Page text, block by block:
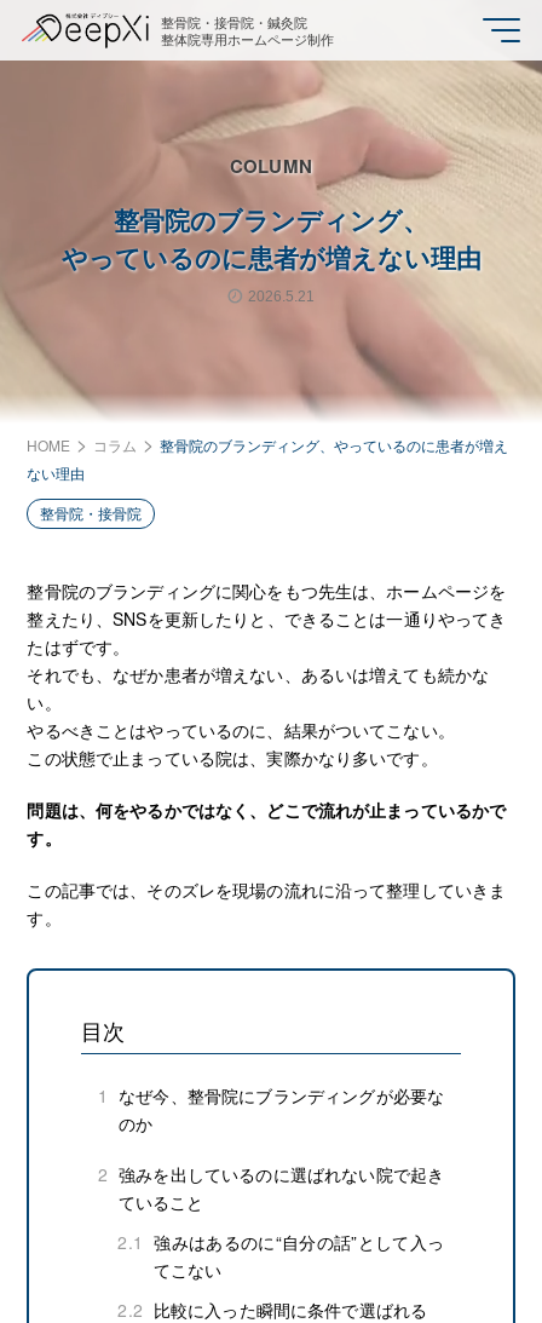
整骨院・接骨院・鍼灸院
整体院専用ホームページ制作
COLUMN
整骨院のブランディング、
やっているのに患者が増えない理由
2026.5.21
HOME コラム
整骨院のブランディング、やっているのに患者が増え
ない理由
整骨院・接骨院
整骨院のブランディングに関心をもつ先生は、ホームページを
整えたり、SNSを更新したりと、できることは一通りやってき
たはずです。
それでも、なぜか患者が増えない、あるいは増えても続かな
い。
やるべきことはやっているのに、結果がついてこない。
この状態で止まっている院は、実際かなり多いです。
問題は、何をやるかではなく、どこで流れが止まっているかで
す。
この記事では、そのズレを現場の流れに沿って整理していきま
す。
目次
1
なぜ今、整骨院にブランディングが必要な
のか
2 強みを出しているのに選ばれない院で起き
ていること
2.1
強みはあるのに“自分の話”として入っ
てこない
2.2 比較に入った瞬間に条件で選ばれる